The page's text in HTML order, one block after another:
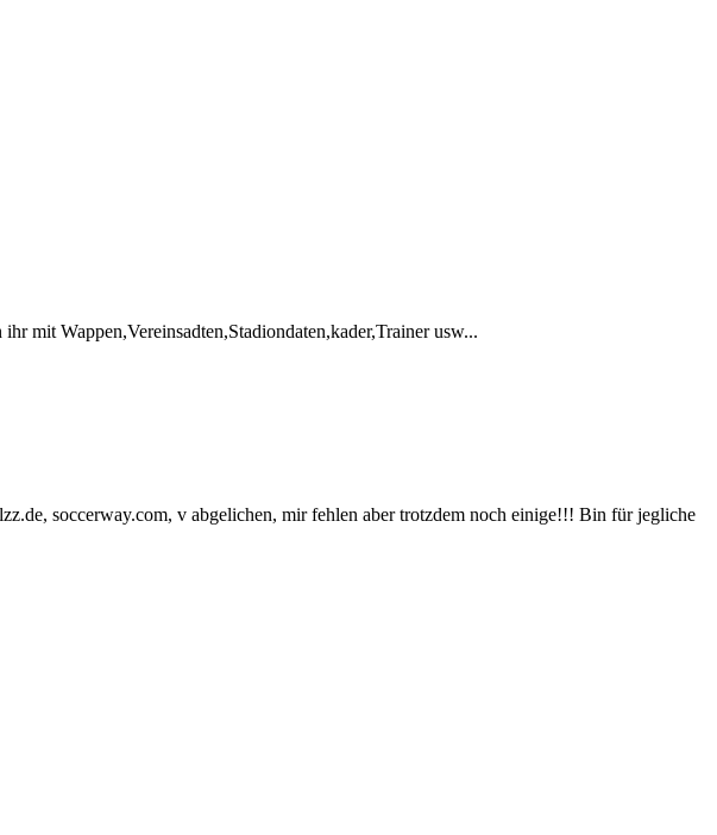
mit Wappen,Vereinsadten,Stadiondaten,kader,Trainer usw...
soccerway.com, v abgelichen, mir fehlen aber trotzdem noch einige!!! Bin für jegliche